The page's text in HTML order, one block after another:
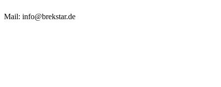
Mail: info@brekstar.de